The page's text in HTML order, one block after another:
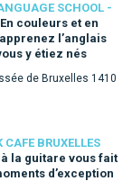
SCHOOL -
En couleurs et en
l’anglais
y étiez nés
de Bruxelles 1410
CAFE BRUXELLES
à la guitare vous fait
d’exception